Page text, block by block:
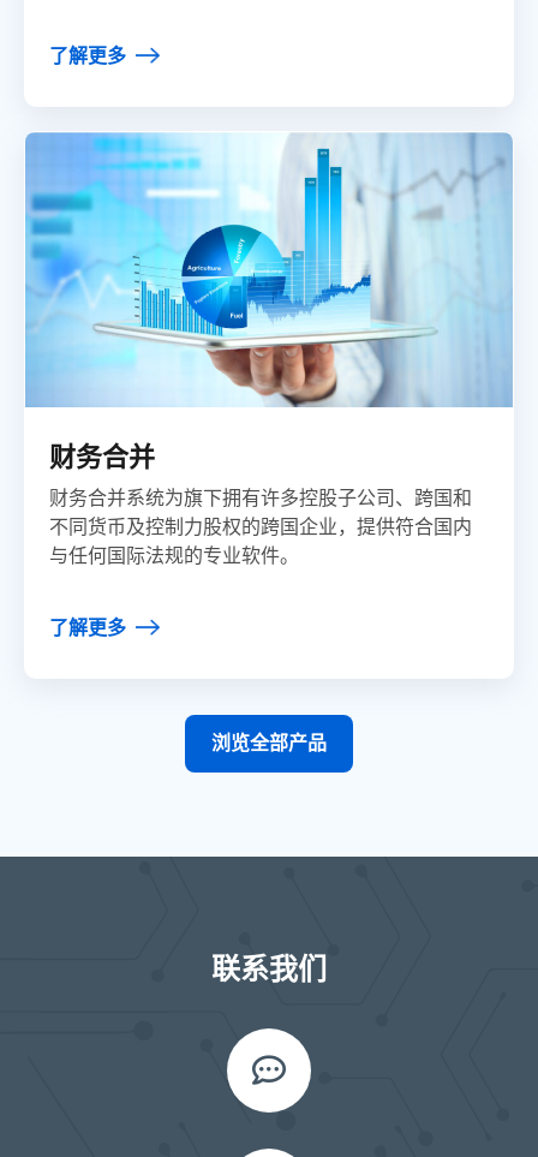
了解更多
财务合并
财务合并系统为旗下拥有许多控股子公司、跨国和
不同货币及控制力股权的跨国企业，提供符合国内
与任何国际法规的专业软件。
了解更多
浏览全部产品
联系我们